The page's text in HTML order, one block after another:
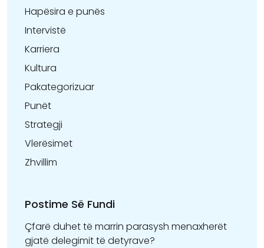
Hapësira e punës
Intervistë
Karriera
Kultura
Pakategorizuar
Punët
Strategji
Vlerësimet
Zhvillim
Postime Së Fundi
Çfarë duhet të marrin parasysh menaxherët
gjatë delegimit të detyrave?